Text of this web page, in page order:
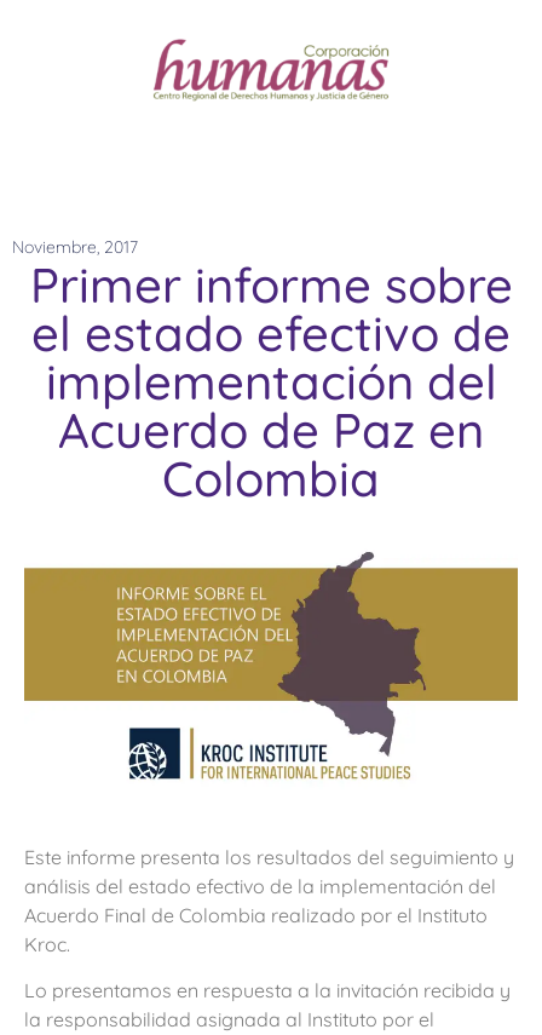
Noviembre, 2017
Primer informe sobre
el estado efectivo de
implementación del
Acuerdo de Paz en
Colombia
Este informe presenta los resultados del seguimiento y
análisis del estado efectivo de la implementación del
Acuerdo Final de Colombia realizado por el Instituto
Kroc.
Lo presentamos en respuesta a la invitación recibida y
la responsabilidad asignada al Instituto por el